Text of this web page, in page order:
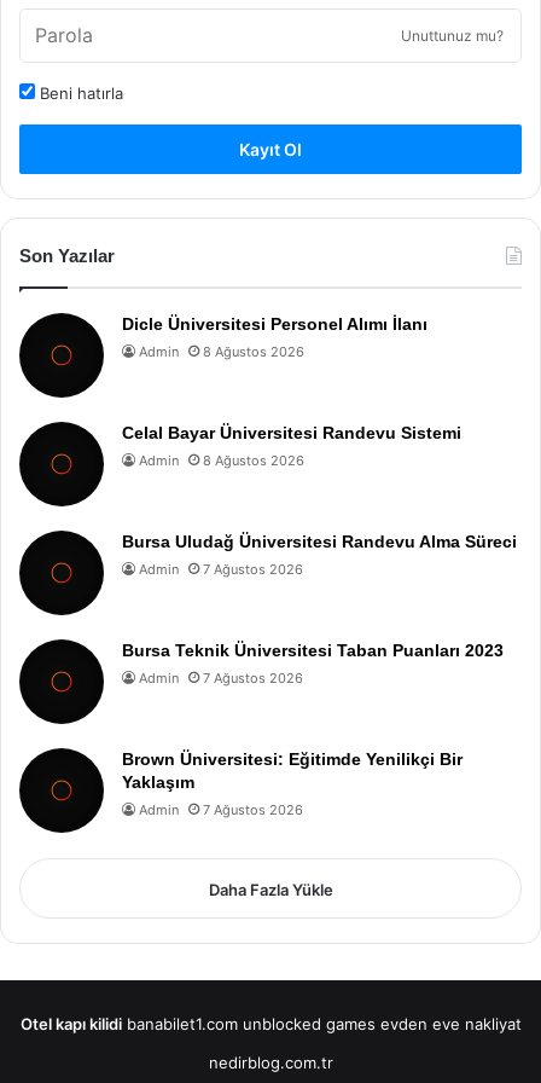
Unuttunuz mu?
Beni hatırla
Kayıt Ol
Son Yazılar
Dicle Üniversitesi Personel Alımı İlanı
Admin 8 Ağustos 2026
Celal Bayar Üniversitesi Randevu Sistemi
Admin 8 Ağustos 2026
Bursa Uludağ Üniversitesi Randevu Alma Süreci
Admin 7 Ağustos 2026
Bursa Teknik Üniversitesi Taban Puanları 2023
Admin 7 Ağustos 2026
Brown Üniversitesi: Eğitimde Yenilikçi Bir
Yaklaşım
Admin 7 Ağustos 2026
Daha Fazla Yükle
Otel kapı kilidi banabilet1.com unblocked games evden eve nakliyat
nedirblog.com.tr